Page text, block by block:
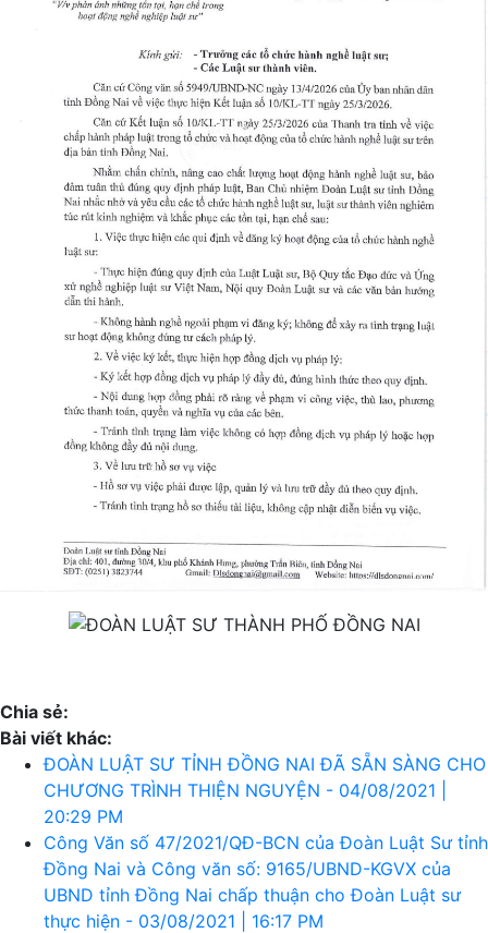
Chia sẻ:
Bài viết khác:
ĐOÀN LUẬT SƯ TỈNH ĐỒNG NAI ĐÃ SẴN SÀNG CHO
CHƯƠNG TRÌNH THIỆN NGUYỆN - 04/08/2021 |
20:29 PM
Công Văn số 47/2021/QĐ-BCN của Đoàn Luật Sư tỉnh
Đồng Nai và Công văn số: 9165/UBND-KGVX của
UBND tỉnh Đồng Nai chấp thuận cho Đoàn Luật sư
thực hiện - 03/08/2021 | 16:17 PM